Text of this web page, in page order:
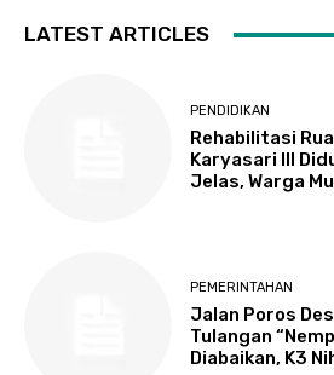
LATEST ARTICLES
PENDIDIKAN
Rehabilitasi
Karyasari III
Jelas, Warga
PEMERINTAHAN
Jalan Poros
Tulangan
Diabaikan, K3